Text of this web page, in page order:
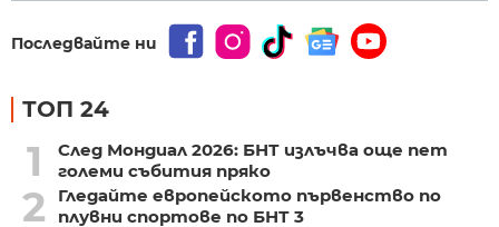
Последвайте ни
ТОП 24
1
След Мондиал 2026: БНТ излъчва още пет
големи събития пряко
2
Гледайте европейското първенство по
плувни спортове по БНТ 3